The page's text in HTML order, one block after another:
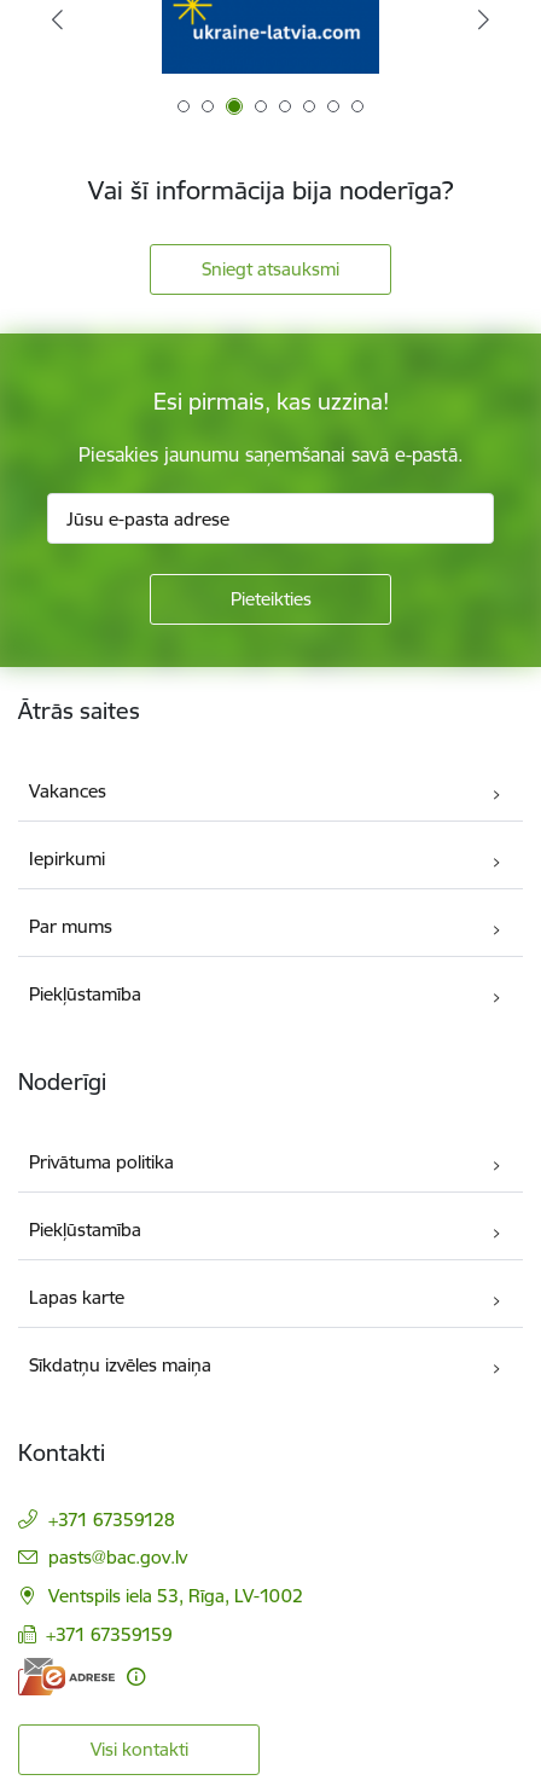
Vai šī informācija bija noderīga?
Sniegt atsauksmi
Esi pirmais, kas uzzina!
Piesakies jaunumu saņemšanai savā e-pastā.
Kājene
Ātrās saites
Vakances
Iepirkumi
Par mums
Piekļūstamība
Noderīgi
Privātuma politika
Piekļūstamība
Lapas karte
Sīkdatņu izvēles maiņa
Kontakti
+371 67359128
E-pasts:
pasts@bac.gov.lv
Ventspils iela 53, Rīga, LV-1002
+371 67359159
Visi kontakti